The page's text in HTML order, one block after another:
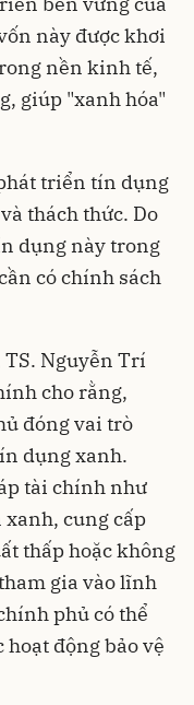
này được khơi
nền kinh tế,
giúp "xanh hóa"
triển tín dụng
thách thức. Do
dụng này trong
có chính sách
Nguyễn Trí
cho rằng,
đóng vai trò
dụng xanh.
tài chính như
cung cấp
thấp hoặc không
gia vào lĩnh
phủ có thể
động bảo vệ